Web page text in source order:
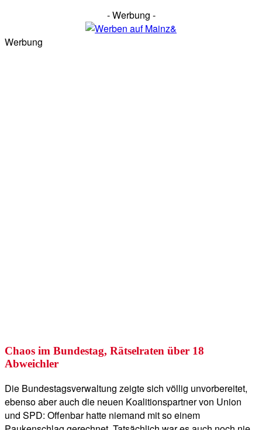
- Werbung -
Werbung
Chaos im Bundestag, Rätselraten über 18
Abweichler
Die Bundestagsverwaltung zeigte sich völlig unvorbereitet,
ebenso aber auch die neuen Koalitionspartner von Union
und SPD: Offenbar hatte niemand mit so einem